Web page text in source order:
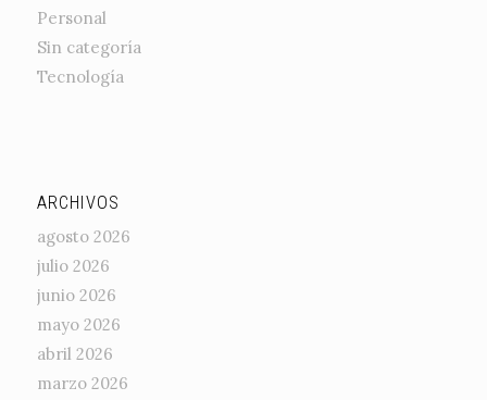
Personal
Sin categoría
Tecnología
ARCHIVOS
agosto 2026
julio 2026
junio 2026
mayo 2026
abril 2026
marzo 2026